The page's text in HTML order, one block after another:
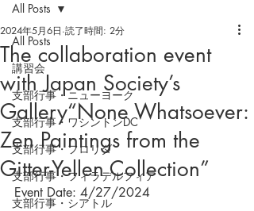
All Posts
講習会
支部行事・ニューヨーク
支部行事・ワシントンDC
支部行事・フロリダ
支部行事・フィラデルフィア
支部行事・シアトル
All Posts
The collaboration event
with Japan Society’s
Gallery“None Whatsoever:
Zen Paintings from the
Gitter-Yellen Collection”
2024年5月6日 読了時間: 2分
Event Date: 4/27/2024